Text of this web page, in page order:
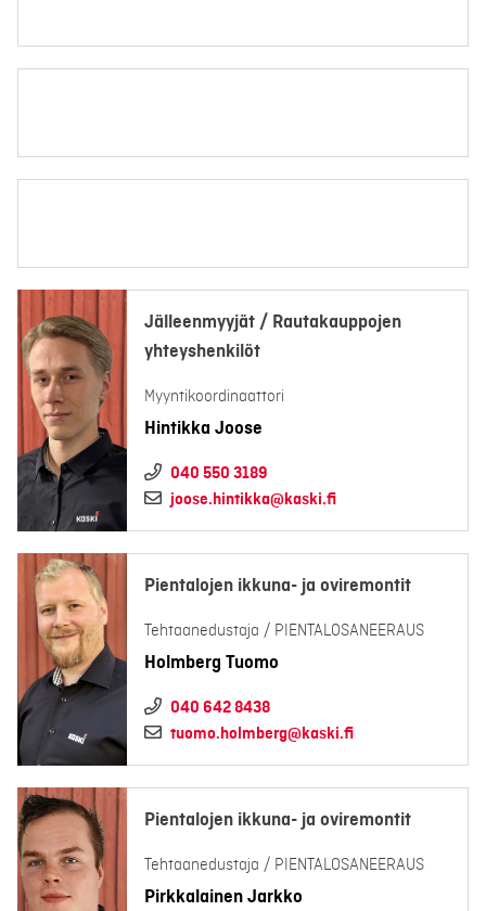
Jälleenmyyjät / Rautakauppojen
yhteyshenkilöt
Myyntikoordinaattori
Hintikka Joose
040 550 3189
joose.hintikka@kaski.fi
Pientalojen ikkuna- ja oviremontit
Tehtaanedustaja / PIENTALOSANEERAUS
Holmberg Tuomo
040 642 8438
tuomo.holmberg@kaski.fi
Pientalojen ikkuna- ja oviremontit
Tehtaanedustaja / PIENTALOSANEERAUS
Pirkkalainen Jarkko